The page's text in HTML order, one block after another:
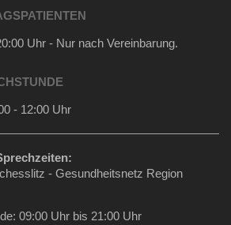
Uhr - Nur nach Vereinbarung.
- 12:00 Uhr
- Gesundheitsnetz Region
09:00 Uhr bis 21:00 Uhr